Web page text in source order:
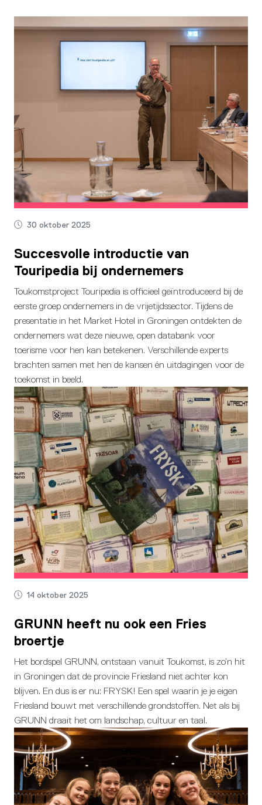
30 oktober 2025
Succesvolle introductie van
Touripedia bij ondernemers
Toukomstproject Touripedia is officieel geïntroduceerd bij de
eerste groep ondernemers in de vrijetijdssector. Tijdens de
presentatie in het Market Hotel in Groningen ontdekten de
ondernemers wat deze nieuwe, open databank voor
toerisme voor hen kan betekenen. Verschillende experts
brachten samen met hen de kansen én uitdagingen voor de
toekomst in beeld.
14 oktober 2025
GRUNN heeft nu ook een Fries
broertje
Het bordspel GRUNN, ontstaan vanuit Toukomst, is zo’n hit
in Groningen dat de provincie Friesland niet achter kon
blijven. En dus is er nu: FRYSK! Een spel waarin je je eigen
Friesland bouwt met verschillende grondstoffen. Net als bij
GRUNN draait het om landschap, cultuur en taal.